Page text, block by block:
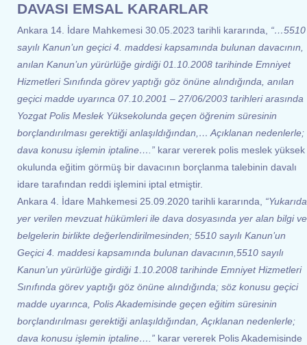
DAVASI EMSAL KARARLAR
Ankara 14. İdare Mahkemesi 30.05.2023 tarihli kararında, “…5510
sayılı Kanun’un geçici 4. maddesi kapsamında bulunan davacının,
anılan Kanun’un yürürlüğe girdiği 01.10.2008 tarihinde Emniyet
Hizmetleri Sınıfında görev yaptığı göz önüne alındığında, anılan
geçici madde uyarınca 07.10.2001 – 27/06/2003 tarihleri arasında
Yozgat Polis Meslek Yüksekolunda geçen öğrenim süresinin
borçlandırılması gerektiği anlaşıldığından,… Açıklanan nedenlerle;
dava konusu işlemin iptaline….” karar vererek polis meslek yüksek
okulunda eğitim görmüş bir davacının borçlanma talebinin davalı
idare tarafından reddi işlemini iptal etmiştir.
Ankara 4. İdare Mahkemesi 25.09.2020 tarihli kararında, “Yukarıda
yer verilen mevzuat hükümleri ile dava dosyasında yer alan bilgi ve
belgelerin birlikte değerlendirilmesinden; 5510 sayılı Kanun’un
Geçici 4. maddesi kapsamında bulunan davacının,5510 sayılı
Kanun’un yürürlüğe girdiği 1.10.2008 tarihinde Emniyet Hizmetleri
Sınıfında görev yaptığı göz önüne alındığında; söz konusu geçici
madde uyarınca, Polis Akademisinde geçen eğitim süresinin
borçlandırılması gerektiği anlaşıldığından, Açıklanan nedenlerle;
dava konusu işlemin iptaline….” karar vererek Polis Akademisinde